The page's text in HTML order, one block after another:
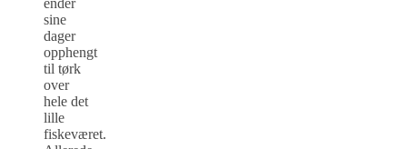
sine
dager
opphengt
til tørk
over
hele det
lille
fiskeværet.